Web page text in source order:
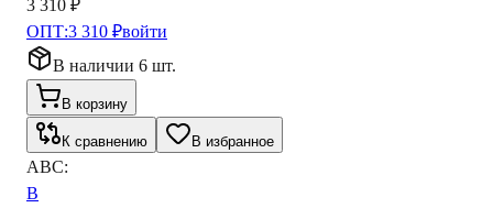
3 310 ₽
ОПТ:3 310 ₽войти
В наличии 6 шт.
В корзину
К сравнению В избранное
ABC:
B